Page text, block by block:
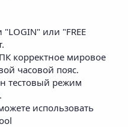
или "FREE
корректное мировое
часовой пояс.
тестовый режим
использовать